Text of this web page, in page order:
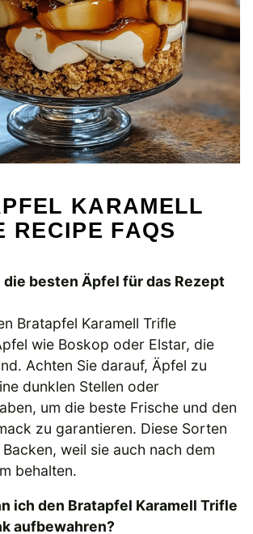
KARAMELL
RECIPE FAQS
die besten Äpfel für das Rezept
Bratapfel Karamell Trifle
wie Boskop oder Elstar, die
Achten Sie darauf, Äpfel zu
dunklen Stellen oder
um die beste Frische und den
zu garantieren. Diese Sorten
weil sie auch nach dem
behalten.
ich den Bratapfel Karamell Trifle
aufbewahren?